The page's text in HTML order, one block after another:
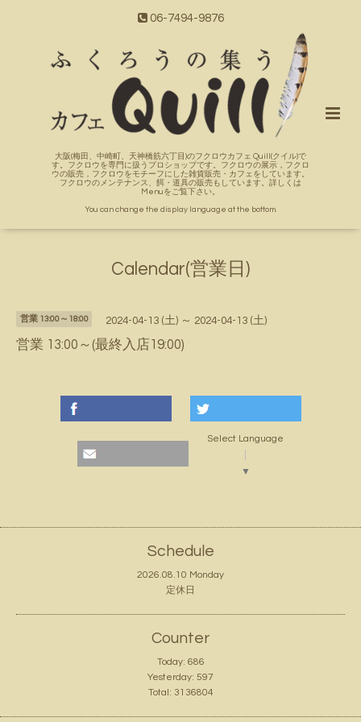
06-7494-9876
大阪(梅田、中崎町、天神橋筋六丁目)のフクロウカフェ Quill(クイル)で
す。フクロウを専門に扱うプロショップです。フクロウの展示，フクロ
ウの販売，フクロウをモチーフにした雑貨販売・カフェをしています。
フクロウのメンテナンス、餌・道具の販売もしています。詳しくは
Menuをご覧下さい。
You can change the display language at the bottom.
Calendar(営業日)
営業 13:00～18:00 2024-04-13 (土) ～ 2024-04-13 (土)
営業 13:00～(最終入店19:00)
Select Language
▼
Schedule
2026.08.10 Monday
定休日
Counter
Today: 686
Yesterday: 597
Total: 3136804